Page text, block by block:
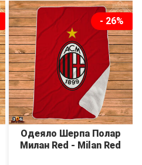
- 26%
Одеяло Шерпа Полар
Милан Red - Milan Red